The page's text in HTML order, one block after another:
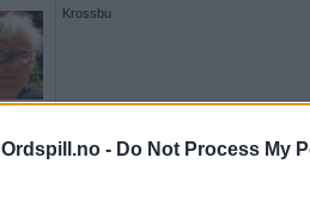
Ordspill.no - Do Not Process My
Krossbu